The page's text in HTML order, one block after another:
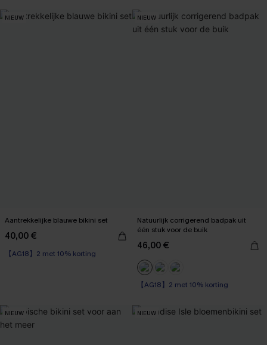
NIEUW
Aantrekkelijke blauwe bikini set
40,00 €
【AG18】2 met 10% korting
NIEUW
Natuurlijk corrigerend badpak uit
één stuk voor de buik
46,00 €
【AG18】2 met 10% korting
Corrigerend badpak
NIEUW NIEUW